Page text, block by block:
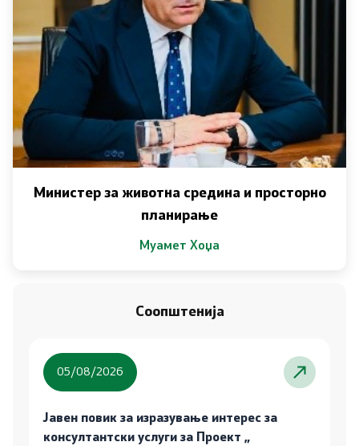
Министер за животна средина и просторно
планирање
Муамет Хоџа
Соопштенија
05/08/2026
Јавен повик за изразување интерес за
консултантски услуги за Проект „